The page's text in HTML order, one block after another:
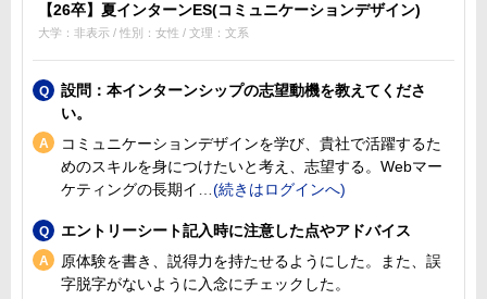
【26卒】夏インターンES(コミュニケーションデザイン)
大学：非表示 / 性別：女性 / 文理：文系
設問：本インターンシップの志望動機を教えてくださ
い。
コミュニケーションデザインを学び、貴社で活躍するた
めのスキルを身につけたいと考え、志望する。Webマー
ケティングの長期イ
エントリーシート記入時に注意した点やアドバイス
原体験を書き、説得力を持たせるようにした。また、誤
字脱字がないように入念にチェックした。